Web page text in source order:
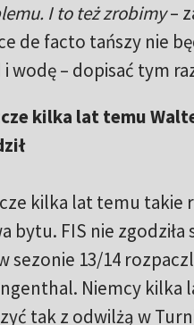
I to też zrobimy–
de facto tańszy nie
i wodę – dopisać tym
kilka lat temu
kilka lat temu takie
bytu. FIS nie
sezonie 13/14
Niemcy kilka
tak z odwilżą w